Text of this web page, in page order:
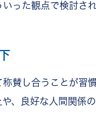
いった観点で検討さ
賛し合うことが習
、良好な人間関係